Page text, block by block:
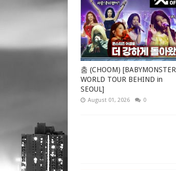
춤 (CHOOM) [BABYMONSTER
WORLD TOUR BEHIND in
SEOUL]
August 01, 2026 0